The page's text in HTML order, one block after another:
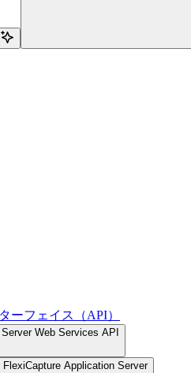
ーフェイス（API）
Web Services API
Application Server